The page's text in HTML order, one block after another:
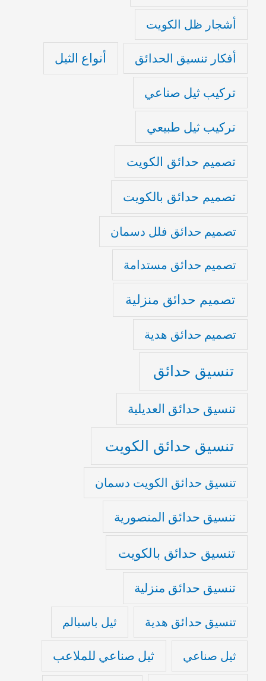
أشجار ظل الكويت
أفكار تنسيق الحدائق أنواع الثيل
تركيب ثيل صناعي
تركيب ثيل طبيعي
تصميم حدائق الكويت
تصميم حدائق بالكويت
تصميم حدائق فلل دسمان
تصميم حدائق مستدامة
تصميم حدائق منزلية
تصميم حدائق هدية
تنسيق حدائق
تنسيق حدائق العديلية
تنسيق حدائق الكويت
تنسيق حدائق الكويت دسمان
تنسيق حدائق المنصورية
تنسيق حدائق بالكويت
تنسيق حدائق منزلية
تنسيق حدائق هدية ثيل باسبالم
ثيل صناعي ثيل صناعي للملاعب